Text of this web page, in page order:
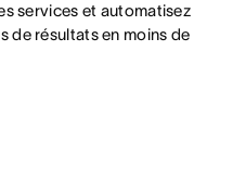
services et automatisez
de résultats en moins de